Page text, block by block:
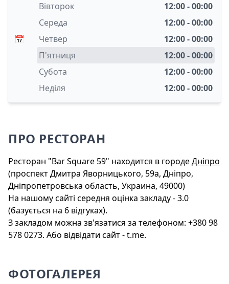
📅
Вівторок
12:00 - 00:00
Середа
12:00 - 00:00
Четвер
12:00 - 00:00
П'ятниця
12:00 - 00:00
Субота
12:00 - 00:00
Неділя
12:00 - 00:00
ПРО РЕСТОРАН
Ресторан "Bar Square 59" находится в городеДніпро
(проспект Дмитра Яворницького, 59а, Дніпро,
Дніпропетровська область, Украина, 49000)
На нашому сайті середня оцінка закладу - 3.0
(базується на 6 відгуках).
З закладом можна зв'язатися за телефоном: +380 98
578 0273. Або відвідати сайт - t.me.
ФОТОГАЛЕРЕЯ